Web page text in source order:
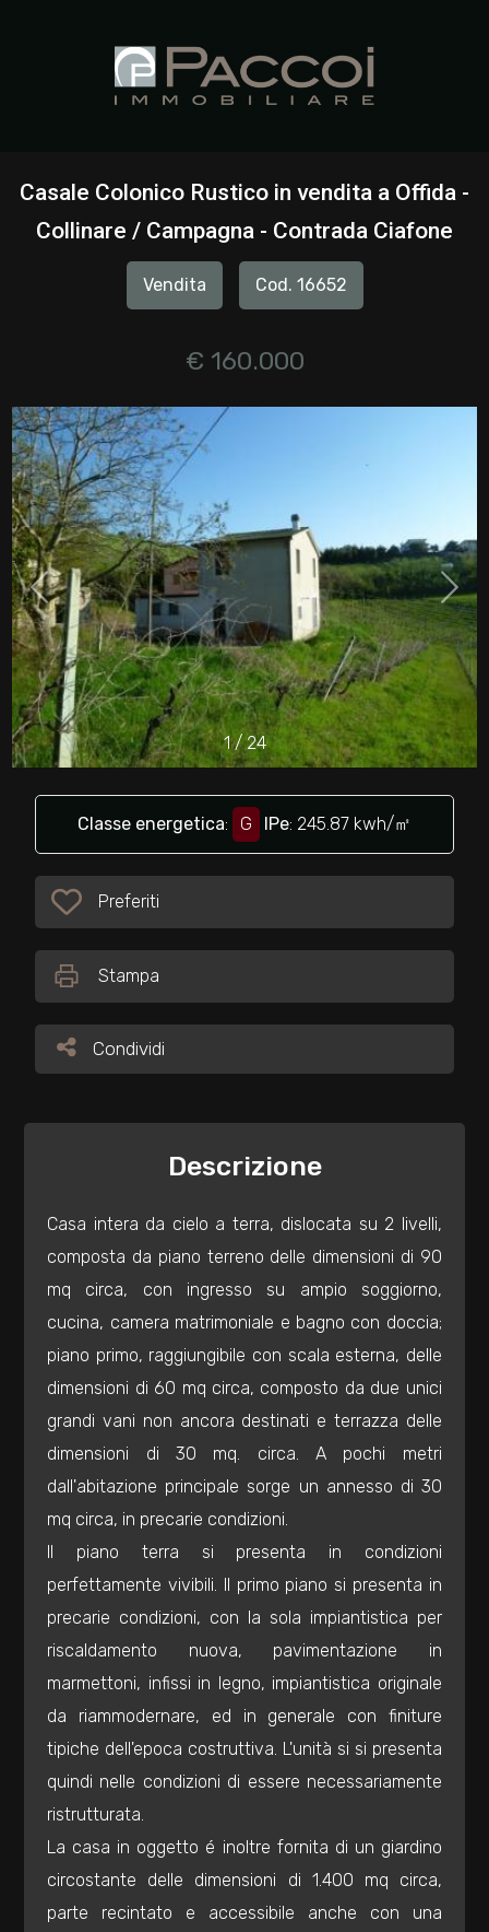
Casale Colonico Rustico in vendita a Offida -
Collinare / Campagna - Contrada Ciafone
Vendita Cod. 16652
€ 160.000
1 / 24
Classe energetica: G IPe: 245.87 kwh/㎡
Preferiti: Cod. 16652
Preferiti
Stampa
Condividi
Condividi
Descrizione
Casa intera da cielo a terra, dislocata su 2 livelli,
composta da piano terreno delle dimensioni di 90
mq circa, con ingresso su ampio soggiorno,
cucina, camera matrimoniale e bagno con doccia;
piano primo, raggiungibile con scala esterna, delle
dimensioni di 60 mq circa, composto da due unici
grandi vani non ancora destinati e terrazza delle
dimensioni di 30 mq. circa. A pochi metri
dall'abitazione principale sorge un annesso di 30
mq circa, in precarie condizioni.
Il piano terra si presenta in condizioni
perfettamente vivibili. Il primo piano si presenta in
precarie condizioni, con la sola impiantistica per
riscaldamento nuova, pavimentazione in
marmettoni, infissi in legno, impiantistica originale
da riammodernare, ed in generale con finiture
tipiche dell'epoca costruttiva. L'unità si si presenta
quindi nelle condizioni di essere necessariamente
ristrutturata.
La casa in oggetto é inoltre fornita di un giardino
circostante delle dimensioni di 1.400 mq circa,
parte recintato e accessibile anche con una
IMMOBILI
Qualsiasi
Scegli
dove
cercare
Provincia
Comune
Tipologia
multiscelta
Qualsiasi
Residenziali
Commerciali
Prezzo
Totale
mq
Locali
minimi
Qualsiasi